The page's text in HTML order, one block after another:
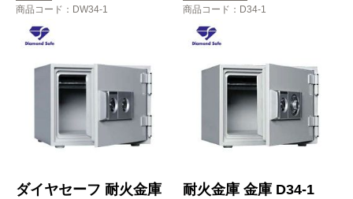
商品コード ：DW34-1
ダイヤセーフ 耐火金庫
商品コード ：D34-1
耐火金庫 金庫 D34-1